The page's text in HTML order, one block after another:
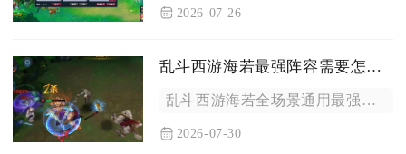
2026-07-26
乱斗西游海若最强阵容需要怎样的搭配
乱斗西游海若全场景通用最强阵容为地藏菩萨、金角大王搭配突袭位...
2026-07-30